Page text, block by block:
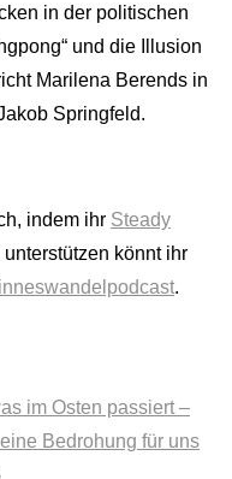
in der politischen
und die Illusion
Marilena Berends in
Springfeld.
indem ihr Steady
könnt ihr
.
im Osten passiert –
Bedrohung für uns